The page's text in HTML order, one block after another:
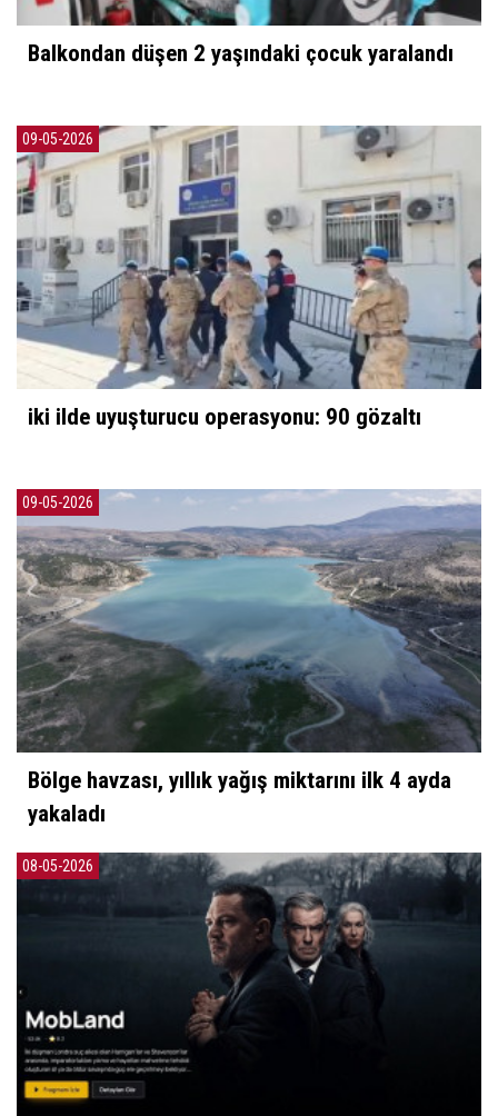
Balkondan düşen 2 yaşındaki çocuk yaralandı
09-05-2026
iki ilde uyuşturucu operasyonu: 90 gözaltı
09-05-2026
Bölge havzası, yıllık yağış miktarını ilk 4 ayda
yakaladı
08-05-2026